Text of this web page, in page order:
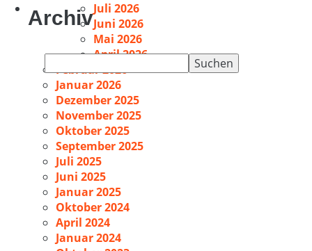
nach:
ArchivJuli 2026
Juni 2026
Mai 2026
April 2026
Februar 2026
Januar 2026
Dezember 2025
November 2025
Oktober 2025
September 2025
Juli 2025
Juni 2025
Januar 2025
Oktober 2024
April 2024
Januar 2024